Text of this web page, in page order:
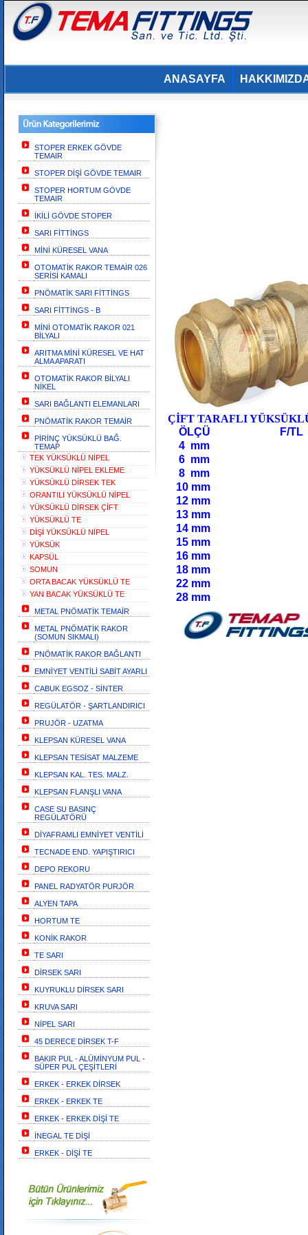
ANASAYFA
STOPER ERKEK GÖVDE
TEMAIR
STOPER DİŞİ GÖVDE TEMAIR
STOPER HORTUM GÖVDE
TEMAIR
İKİLİ GÖVDE STOPER
SARI FİTTİNGS
MİNİ KÜRESEL VANA
OTOMATİK RAKOR TEMAİR 026
SERİSİ KAMALI
PNÖMATİK SARI FİTTİNGS
SARI FİTTİNGS - B
MİNİ OTOMATİK RAKOR 021
BİLYALI
ARITMA MİNİ KÜRESEL VE HAT
ALMA APARATI
OTOMATİK RAKOR BİLYALI
NİKEL
SARI BAĞLANTI ELEMANLARI
PNÖMATİK RAKOR TEMAİR
PİRİNÇ YÜKSÜKLÜ BAĞ.
TEMAP
TEK YÜKSÜKLÜ NİPEL
YÜKSÜKLÜ NİPEL EKLEME
YÜKSÜKLÜ DİRSEK TEK
ORANTILI YÜKSÜKLÜ NİPEL
YÜKSÜKLÜ DİRSEK ÇİFT
YÜKSÜKLÜ TE
DİŞİ YÜKSÜKLÜ NİPEL
YÜKSÜK
KAPSÜL
SOMUN
ORTA BACAK YÜKSÜKLÜ TE
YAN BACAK YÜKSÜKLÜ TE
METAL PNÖMATİK TEMAİR
METAL PNÖMATİK RAKOR
(SOMUN SIKMALI)
PNÖMATİK RAKOR BAĞLANTI
EMNİYET VENTİLİ SABİT AYARLI
CABUK EGSOZ - SİNTER
REGÜLATÖR - ŞARTLANDIRICI
PRUJÖR - UZATMA
KLEPSAN KÜRESEL VANA
KLEPSAN TESİSAT MALZEME
KLEPSAN KAL. TES. MALZ.
KLEPSAN FLANŞLI VANA
CASE SU BASINÇ
REGÜLATÖRÜ
DİYAFRAMLI EMNİYET VENTİLİ
TECNADE END. YAPIŞTIRICI
DEPO REKORU
PANEL RADYATÖR PURJÖR
ALYEN TAPA
HORTUM TE
KONİK RAKOR
TE SARI
DİRSEK SARI
KUYRUKLU DİRSEK SARI
KRUVA SARI
NİPEL SARI
45 DERECE DİRSEK T-F
BAKIR PUL - ALÜMİNYUM PUL -
SÜPER PUL ÇEŞİTLERİ
ERKEK - ERKEK DİRSEK
ERKEK - ERKEK TE
ERKEK - ERKEK DİŞİ TE
İNEGAL TE DİŞİ
ERKEK - DİŞİ TE
ÇİFT TARAFLI
ÖLÇÜ
F/TL
4 mm
6 mm
8 mm
10 mm
12 mm
13 mm
14 mm
15 mm
16 mm
18 mm
22 mm
28 mm